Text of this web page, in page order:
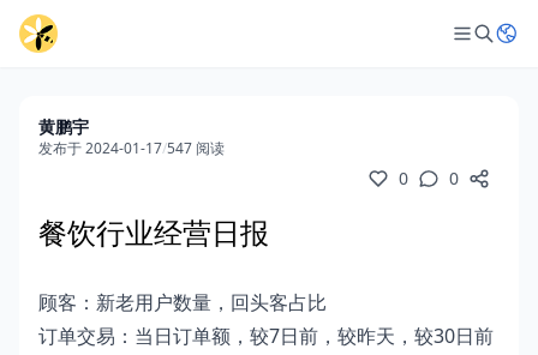
黄鹏宇
发布于 2024-01-17/547 阅读
0 0
餐饮行业经营日报
顾客：新老用户数量，回头客占比
订单交易：当日订单额，较7日前，较昨天，较30日前